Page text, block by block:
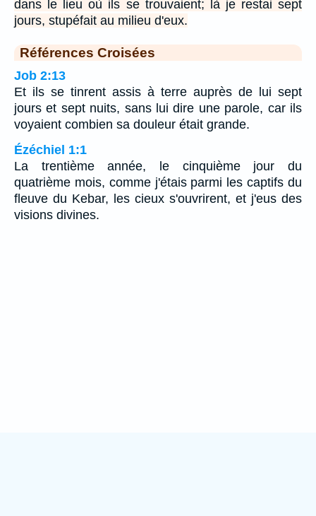
dans le lieu où ils se trouvaient; là je restai sept
jours, stupéfait au milieu d'eux.
Références Croisées
Job 2:13
Et ils se tinrent assis à terre auprès de lui sept
jours et sept nuits, sans lui dire une parole, car ils
voyaient combien sa douleur était grande.
Ézéchiel 1:1
La trentième année, le cinquième jour du
quatrième mois, comme j'étais parmi les captifs du
fleuve du Kebar, les cieux s'ouvrirent, et j'eus des
visions divines.